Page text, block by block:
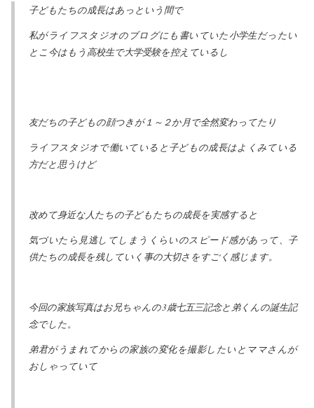
子どもたちの成長はあっという間で
私がライフスタジオのブログにも書いていた小学生だったい
とこ今はもう高校生で大学受験を控えているし
友だちの子どもの顔つきが１～２か月で全然変わってたり
ライフスタジオで働いていると子どもの成長はよくみている
方だと思うけど
改めて身近な人たちの子どもたちの成長を実感すると
気づいたら見逃してしまうくらいのスピード感があって、子
供たちの成長を残していく事の大切さをすごく感じます。
今回の家族写真はお兄ちゃんの3歳七五三記念と弟くんの誕生記
念でした。
弟君がうまれてからの家族の変化を撮影したいとママさんが
おしゃっていて